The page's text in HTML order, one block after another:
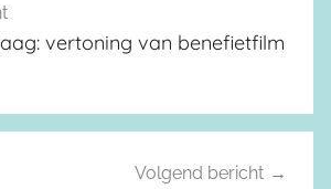
vertoning van benefietfilm
Volgend bericht